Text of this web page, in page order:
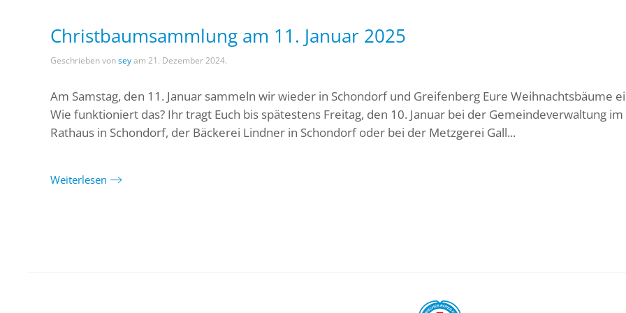
Christbaumsammlung am 11. Januar 2025
Geschrieben vonseyam 21. Dezember 2024.
Am Samstag, den 11. Januar sammeln wir wieder in Schondorf und Greifenberg Eure Weihnachtsbäume
Wie funktioniert das? Ihr tragt Euch bis spätestens Freitag, den 10. Januar bei der Gemeindeverwaltung im
Rathaus in Schondorf, der Bäckerei Lindner in Schondorf oder bei der Metzgerei Gall...
Weiterlesen